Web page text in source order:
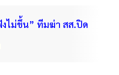
ไม่ขึ้น” ทีมฆ่า สส.ปิด